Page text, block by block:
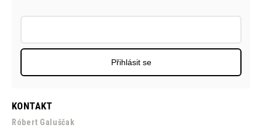
KONTAKT
Róbert Galuščak
Přihlásit se